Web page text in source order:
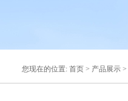
您现在的位置: 首页 > 产品展示 >